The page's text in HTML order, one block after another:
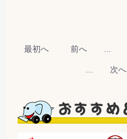
最初へ 前へ
次へ